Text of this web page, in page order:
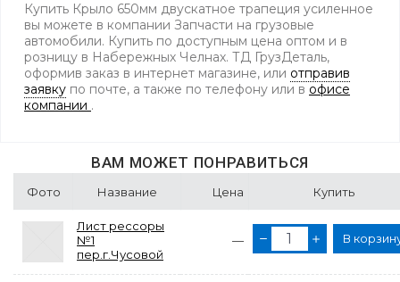
Купить Крыло 650мм двускатное трапеция усиленное
вы можете в компании Запчасти на грузовые
автомобили. Купить по доступным цена оптом и в
розницу в Набережных Челнах. ТД ГрузДеталь,
оформив заказ в интернет магазине, или отправив
заявку по почте, а также по телефону или в офисе
компании .
ВАМ МОЖЕТ ПОНРАВИТЬСЯ
Фото Название Цена Купить
Лист рессоры
№1
пер.г.Чусовой
— В